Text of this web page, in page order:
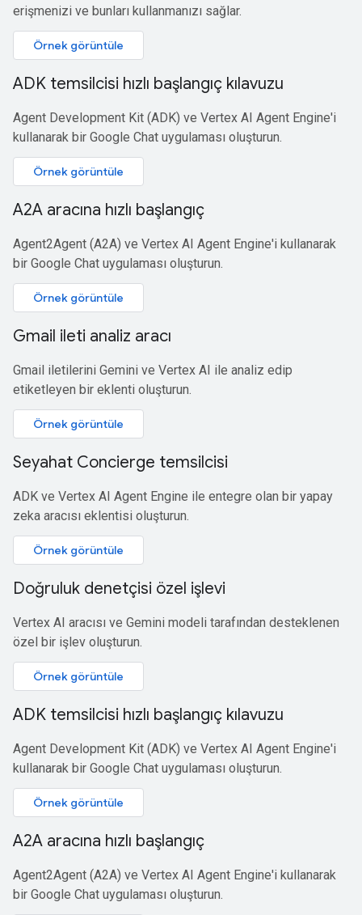
erişmenizi ve bunları kullanmanızı sağlar.
Örnek görüntüle
ADK temsilcisi hızlı başlangıç kılavuzu
Agent Development Kit (ADK) ve Vertex AI Agent Engine'i
kullanarak bir Google Chat uygulaması oluşturun.
Örnek görüntüle
A2A aracına hızlı başlangıç
Agent2Agent (A2A) ve Vertex AI Agent Engine'i kullanarak
bir Google Chat uygulaması oluşturun.
Örnek görüntüle
Gmail ileti analiz aracı
Gmail iletilerini Gemini ve Vertex AI ile analiz edip
etiketleyen bir eklenti oluşturun.
Örnek görüntüle
Seyahat Concierge temsilcisi
ADK ve Vertex AI Agent Engine ile entegre olan bir yapay
zeka aracısı eklentisi oluşturun.
Örnek görüntüle
Doğruluk denetçisi özel işlevi
Vertex AI aracısı ve Gemini modeli tarafından desteklenen
özel bir işlev oluşturun.
Örnek görüntüle
ADK temsilcisi hızlı başlangıç kılavuzu
Agent Development Kit (ADK) ve Vertex AI Agent Engine'i
kullanarak bir Google Chat uygulaması oluşturun.
Örnek görüntüle
A2A aracına hızlı başlangıç
Agent2Agent (A2A) ve Vertex AI Agent Engine'i kullanarak
bir Google Chat uygulaması oluşturun.